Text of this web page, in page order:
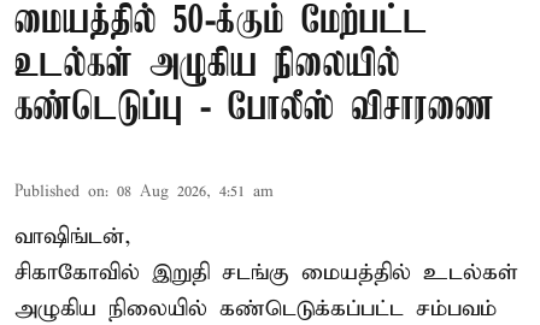
மையத்தில் 50-க்கும் மேற்பட்ட
உடல்கள் அழுகிய நிலையில்
கண்டெடுப்பு - போலீஸ் விசாரணை
Published on: 08 Aug 2026, 4:51 am
வாஷிங்டன்,
சிகாகோவில் இறுதி சடங்கு மையத்தில் உடல்கள்
அழுகிய நிலையில் கண்டெடுக்கப்பட்ட சம்பவம்